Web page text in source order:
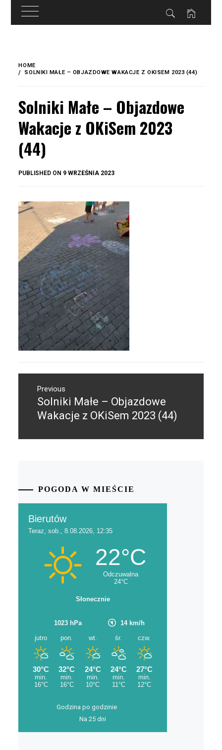
treści
content
HOME
SOLNIKI MAŁE – OBJAZDOWE WAKACJE Z OKISEM 2023 (44)
Solniki Małe – Objazdowe
Wakacje z OKiSem 2023
(44)
PUBLISHED ON 9 WRZEŚNIA 2023
wpisuPrevious
Previous
post:
Solniki Małe – Objazdowe
Wakacje z OKiSem 2023 (44)
POGODA W MIEŚCIE
Godzina po godzinie
Na 25 dni